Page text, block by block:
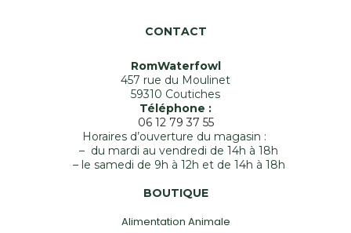
CONTACT
RomWaterfowl
457 rue du Moulinet
59310 Coutiches
Téléphone :
06 12 79 37 55
Horaires d’ouverture du magasin :
– du mardi au vendredi de 14h à 18h
– le samedi de 9h à 12h et de 14h à 18h
BOUTIQUE
Alimentation Animale